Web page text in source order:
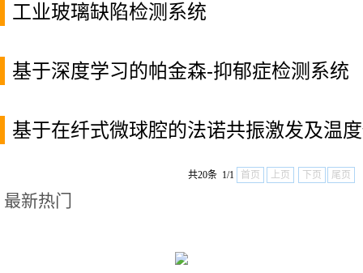
工业玻璃缺陷检测系统
基于深度学习的帕金森-抑郁症检测系统
基于在纤式微球腔的法诺共振激发及温
共20条 1/1 首页 上页 下页 尾页
最新热门